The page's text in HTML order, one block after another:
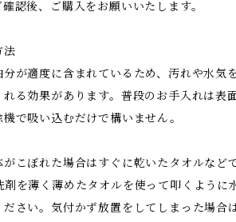
認後、ご購入をお願いいたします。
法
が適度に含まれているため、汚れや水気
る効果があります。普段のお手入れは表
で吸い込むだけで構いません。
こぼれた場合はすぐに乾いたタオルなど
を薄く薄めたタオルを使って叩くように
さい。気付かず放置をしてしまった場合